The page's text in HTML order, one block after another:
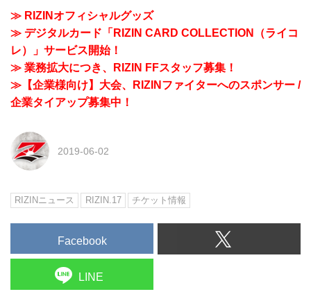
≫ RIZINオフィシャルグッズ
≫ デジタルカード「RIZIN CARD COLLECTION（ライコ
レ）」サービス開始！
≫ 業務拡大につき、RIZIN FFスタッフ募集！
≫【企業様向け】大会、RIZINファイターへのスポンサー /
企業タイアップ募集中！
2019-06-02
RIZINニュース RIZIN.17 チケット情報
Facebook
LINE